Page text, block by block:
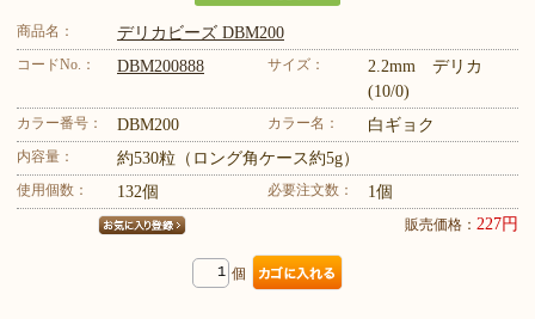
商品名： デリカビーズ DBM200
コードNo.： DBM200888 サイズ：
2.2mm デリカ
(10/0)
カラー番号： DBM200 カラー名： 白ギョク
内容量： 約530粒（ロング角ケース約5g）
使用個数： 132個 必要注文数： 1個
販売価格： 227円
個